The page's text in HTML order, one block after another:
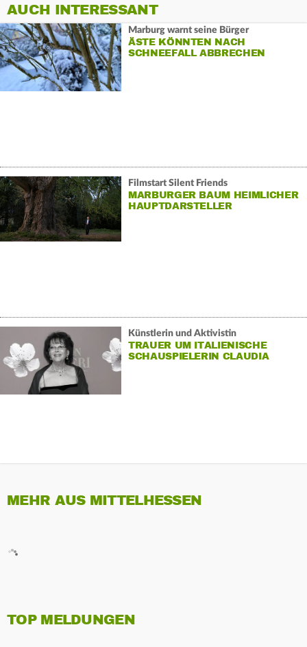
AUCH INTERESSANT
Marburg warnt seine Bürger
ÄSTE KÖNNTEN NACH
SCHNEEFALL ABBRECHEN
Filmstart Silent Friends
MARBURGER BAUM HEIMLICHER
HAUPTDARSTELLER
Künstlerin und Aktivistin
TRAUER UM ITALIENISCHE
SCHAUSPIELERIN CLAUDIA
MEHR AUS MITTELHESSEN
TOP MELDUNGEN